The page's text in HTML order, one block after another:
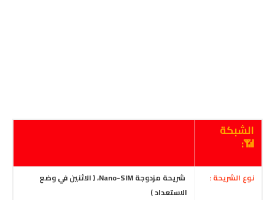
الشبكة
📶:
نوع الشريحة :
شريحة مزدوجة Nano-SIM، ( الاثنين في وضع
الاستعداد )